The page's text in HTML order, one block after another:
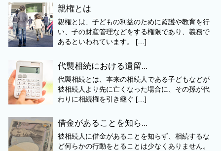
親権とは
親権とは、子どもの利益のために監護や教育を行
い、子の財産管理などをする権限であり、義務で
あるといわれています。 […]
代襲相続における遺留...
代襲相続とは、本来の相続人である子どもなどが
被相続人より先に亡くなった場合に、その孫が代
わりに相続権を引き継ぐ […]
借金があることを知ら...
被相続人に借金があることを知らず、相続するな
ど何らかの行動をとることは少なくありません。